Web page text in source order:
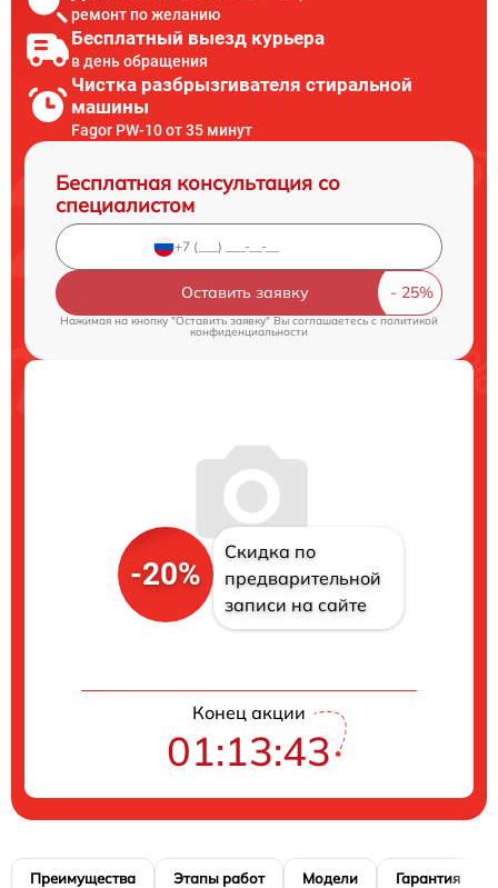
ремонт по желанию
Бесплатный выезд курьера
в день обращения
Чистка разбрызгивателя стиральной
машины
Fagor PW-10 от 35 минут
Бесплатная консультация со
специалистом
Оставить заявку
Нажимая на кнопку "Оставить заявку" Вы соглашаетесь cполитикой
конфиденциальности
-20%
Скидка по
предварительной
записи на сайте
Конец акции
01:13:42
Преимущества Этапы работ Модели Гарантия